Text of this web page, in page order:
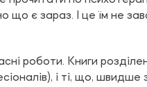
є зараз. І це їм не
роботи. Книги
і ті, що, швидше